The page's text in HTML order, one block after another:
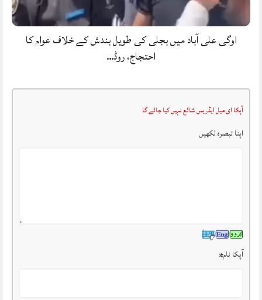
اوگی علی آباد میں بجلی کی طویل بندش کے خلاف عوام کا
احتجاج، روڈ…
آپکا ای میل ایڈریس شائع نہیں کیا جائے گا
اپنا تبصرہ لکھیں
آپکا نام*